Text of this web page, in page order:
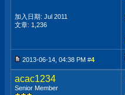
加入日期: Jul 2011
文章: 1,236
2013-06-14, 04:38 PM #4
acac1234
Senior Member